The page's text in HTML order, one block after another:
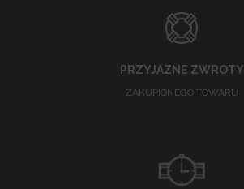
PRZYJAZNE ZWROTY
ZAKUPIONEGO TOWARU